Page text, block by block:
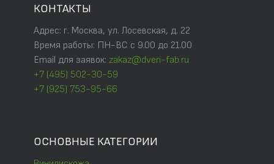
КОНТАКТЫ
Адрес: г. Москва, ул. Лосевская, д. 22
Время работы: ПН-ВС с 9.00 до 21.00
Email для заявок: zakaz@dveri-fab.ru
+7 (495) 502-30-59
+7 (925) 753-95-66
ОСНОВНЫЕ КАТЕГОРИИ